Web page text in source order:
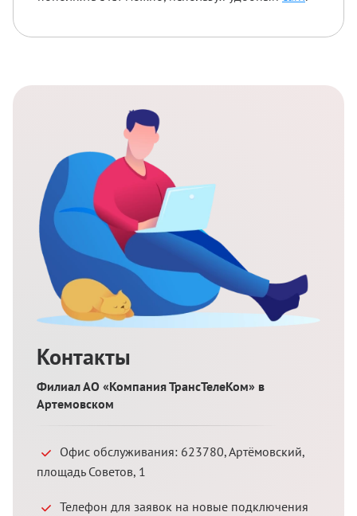
Контакты
Филиал АО «Компания ТрансТелеКом» в
Артемовском
Офис обслуживания: 623780,Артёмовский,
площадь Советов, 1
Телефон для заявок на новые подключения